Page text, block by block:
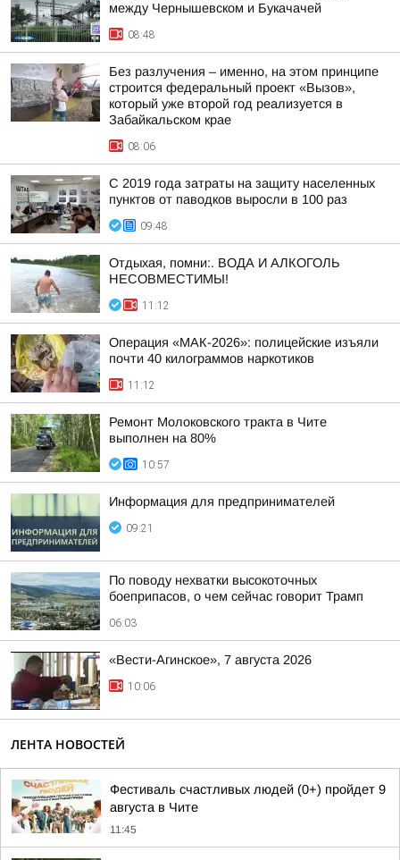
между Чернышевском и Букачачей
08:48
Без разлучения – именно, на этом принципе
строится федеральный проект «Вызов»,
который уже второй год реализуется в
Забайкальском крае
08:06
С 2019 года затраты на защиту населенных
пунктов от паводков выросли в 100 раз
09:48
Отдыхая, помни:. ВОДА И АЛКОГОЛЬ
НЕСОВМЕСТИМЫ!
11:12
Операция «МАК-2026»: полицейские изъяли
почти 40 килограммов наркотиков
11:12
Ремонт Молоковского тракта в Чите
выполнен на 80%
10:57
Информация для предпринимателей
09:21
По поводу нехватки высокоточных
боеприпасов, о чем сейчас говорит Трамп
06:03
«Вести-Агинское», 7 августа 2026
10:06
ЛЕНТА НОВОСТЕЙ
Фестиваль счастливых людей (0+) пройдет 9
августа в Чите
11:45